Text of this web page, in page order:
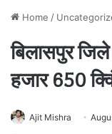
Home /
बिलासपुर जिले
हजार 650
Ajit Mishra